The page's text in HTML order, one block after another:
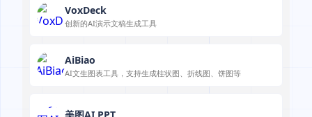
VoxDeck
创新的AI演示文稿生成工具
AiBiao
AI文生图表工具，支持生成柱状图、折线图、饼图等